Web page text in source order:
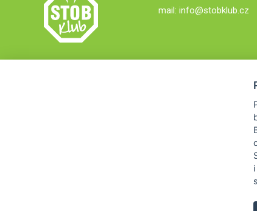
mail: info@stobklub.cz